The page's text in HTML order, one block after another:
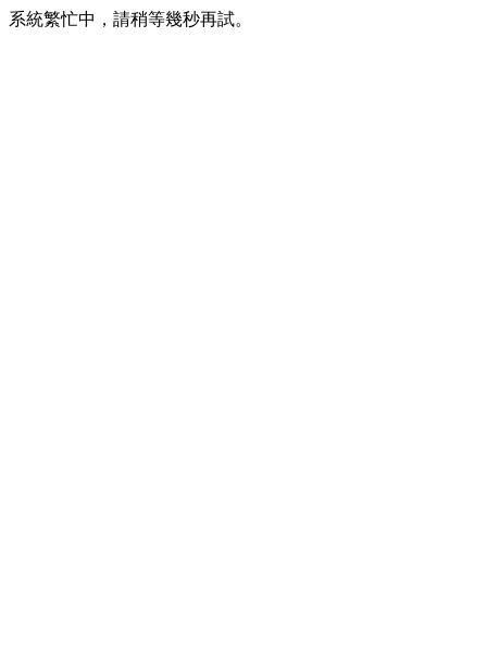
系統繁忙中，請稍等幾秒再試。